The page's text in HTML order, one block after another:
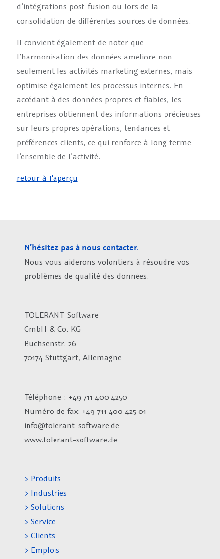
d’intégrations post-fusion ou lors de la
consolidation de différentes sources de données.
Il convient également de noter que
l’harmonisation des données améliore non
seulement les activités marketing externes, mais
optimise également les processus internes. En
accédant à des données propres et fiables, les
entreprises obtiennent des informations précieuses
sur leurs propres opérations, tendances et
préférences clients, ce qui renforce à long terme
l’ensemble de l’activité.
retour à l'aperçu
N’hésitez pas à nous contacter.
Nous vous aiderons volontiers à résoudre vos
problèmes de qualité des données.
TOLERANT Software
GmbH & Co. KG
Büchsenstr. 26
70174 Stuttgart, Allemagne
Téléphone : +49 711 400 4250
Numéro de fax: +49 711 400 425 01
info@tolerant-software.de
www.tolerant-software.de
> Produits
> Industries
> Solutions
> Service
> Clients
> Emplois